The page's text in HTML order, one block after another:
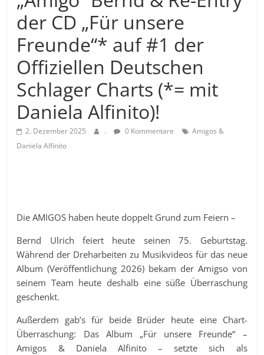
der CD „Für unsere
Freunde“* auf #1 der
Offiziellen Deutschen
Schlager Charts (*= mit
Daniela Alfinito)!
2. Dezember 2025 . 0 Kommentare
Amigos &
Daniela Alfinito
Die AMIGOS haben heute doppelt Grund zum Feiern –
Bernd Ulrich feiert heute seinen 75. Geburtstag.
Während der Dreharbeiten zu Musikvideos für das neue
Album (Veröffentlichung 2026) bekam der Amigso von
seinem Team heute deshalb eine süße Überraschung
geschenkt.
Außerdem gab’s für beide Brüder heute eine Chart-
Überraschung: Das Album „Für unsere Freunde“ –
Amigos & Daniela Alfinito – setzte sich als